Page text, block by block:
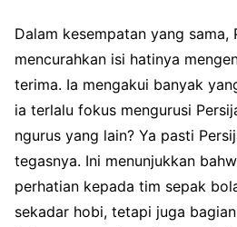
Dalam kesempatan yang sama,
mencurahkan isi hatinya
terima. Ia mengakui banyak
ia terlalu fokus mengurusi
ngurus yang lain? Ya pasti
tegasnya. Ini menunjukkan
perhatian kepada tim sepak
sekadar hobi, tetapi juga